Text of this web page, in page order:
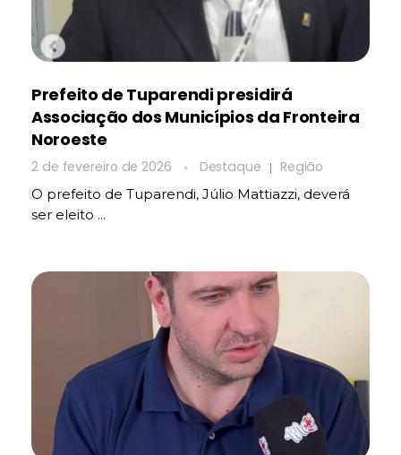
Prefeito de Tuparendi presidirá
Associação dos Municípios da Fronteira
Noroeste
2 de fevereiro de 2026 Destaque Região
O prefeito de Tuparendi, Júlio Mattiazzi, deverá
ser eleito ...